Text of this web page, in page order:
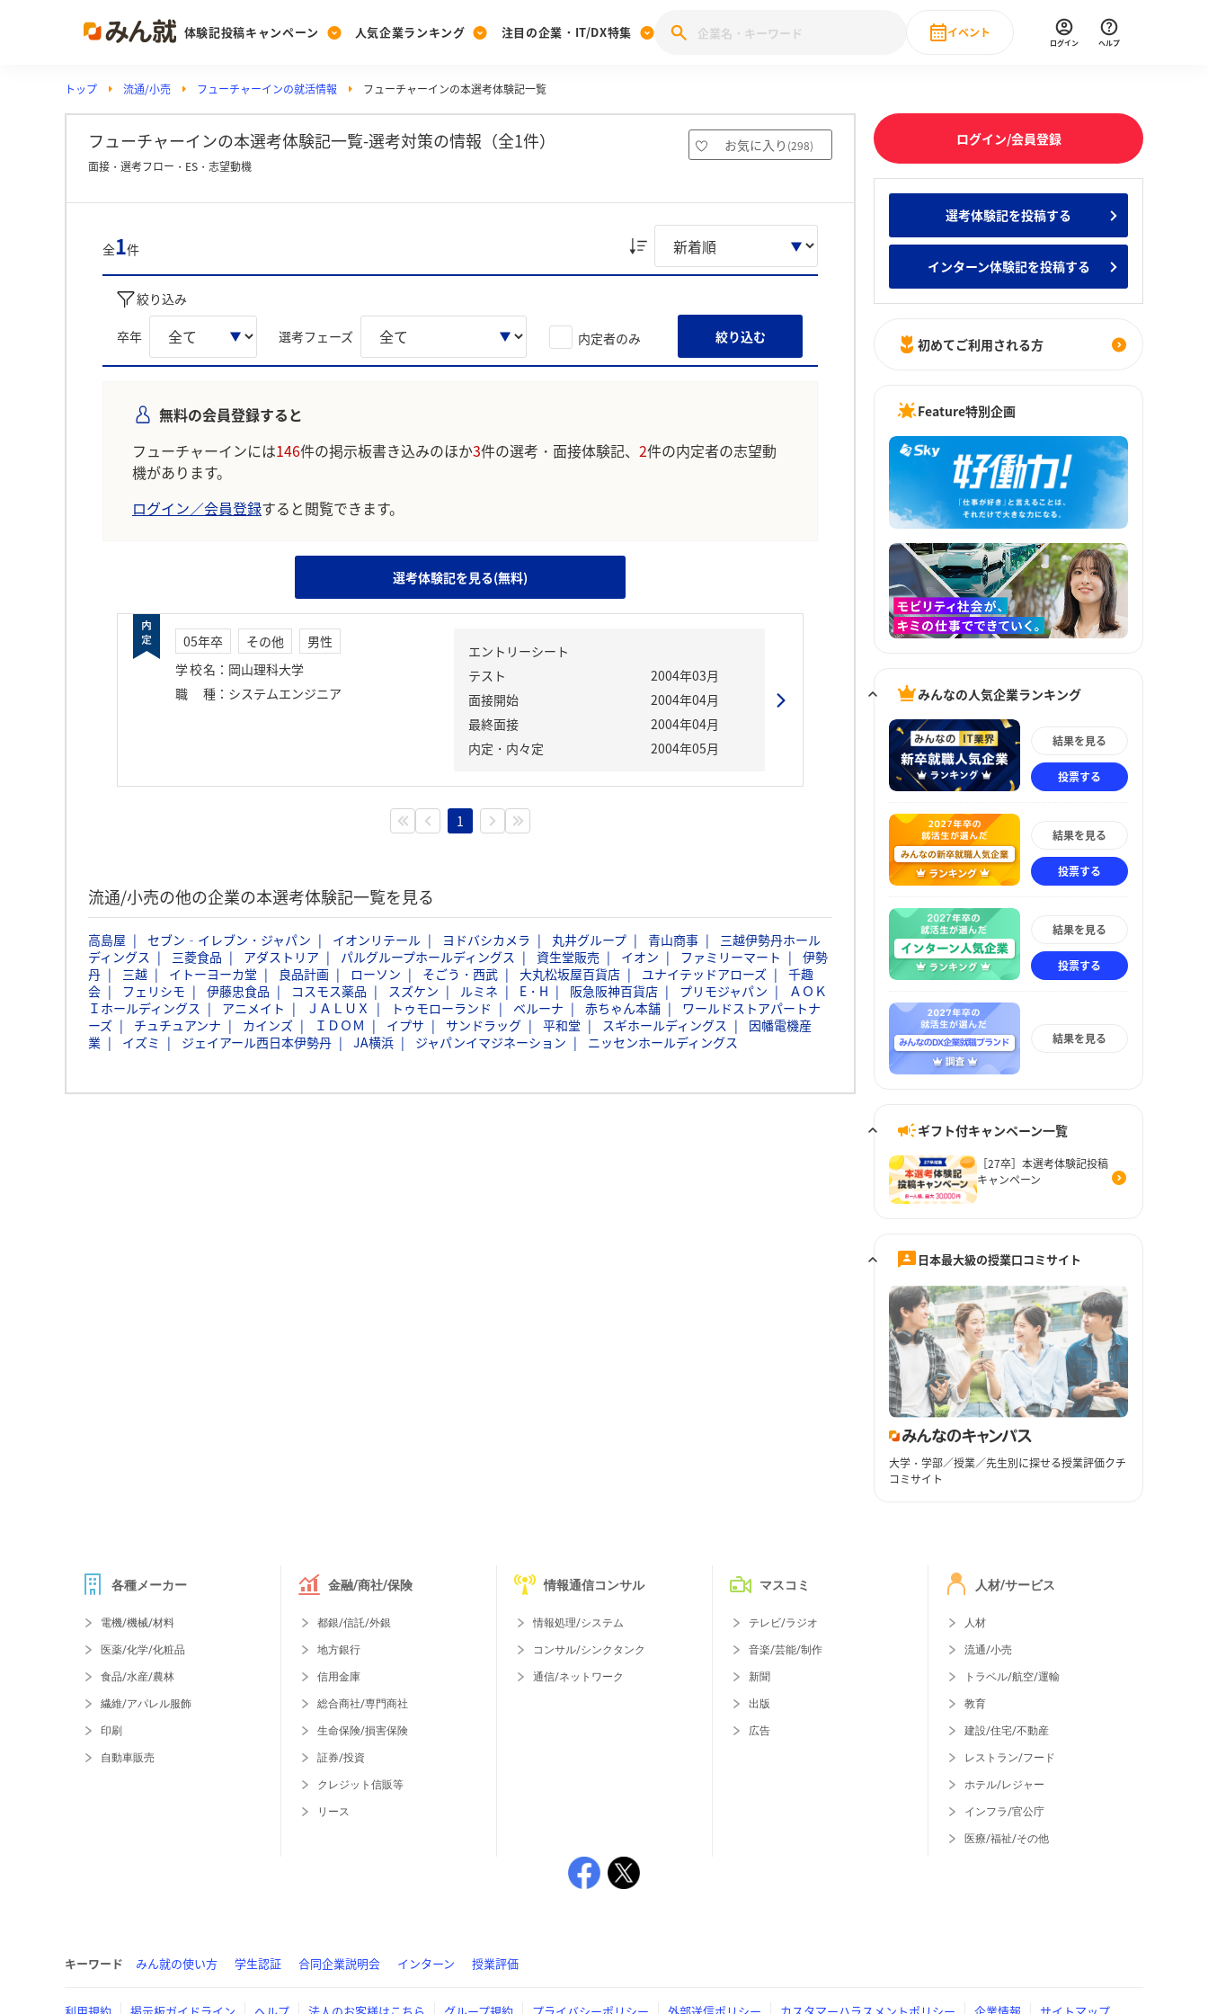
体験記投稿キャンペーン
Post
投稿する
[27卒] 本選考体験記投稿キャンペーン
人気企業ランキング
Ranking
ランキングを見る
みんなのDX企業就職ブランド調査
Vote みんなの新卒就職人気企業ランキング みんなのインターン人気企業ランキ
注目の企業・IT/DX特集
PickUp
注目の企業特集
28卒 IT・DX現場社員インタビュー
イベント
直近のイベント一覧
ログイン ヘルプ
トップ 流通/小売 フューチャーインの就活情報 フューチャーインの本選考体験記一覧
フューチャーインの本選考体験記一覧-選考対策の情報（全1件） お気に入り (298)
面接・選考フロー・ES・志望動機
全1件
絞り込み
卒年 選考フェーズ 内定者のみ 絞り込む
無料の会員登録すると
フューチャーインには146件の掲示板書き込みのほか3件の選考・面接体験記、 2件の内定者の志望動
機があります。
ログイン／会員登録すると閲覧できます。
選考体験記を見る(無料)
05年卒 その他
男性
学校名 ： 岡山理科大学
職種 ： システムエンジニア
エントリーシート
テスト
2004年03月
面接開始
2004年04月
最終面接
2004年04月
内定・内々定
2004年05月
1
流通/小売の他の企業の本選考体験記一覧を見る
高島屋 セブン‐イレブン・ジャパン イオンリテール ヨドバシカメラ 丸井グループ 青山商事
三越伊勢丹ホール
ディングス
三菱食品 アダストリア パルグループホールディングス 資生堂販売 イオン ファミリーマート
伊勢
丹
三越 イトーヨーカ堂 良品計画 ローソン そごう・西武 大丸松坂屋百貨店 ユナイテッドアローズ
千趣
会
フェリシモ 伊藤忠食品 コスモス薬品 スズケン ルミネ E・H 阪急阪神百貨店 プリモジャパン
ＡＯＫ
Ｉホールディングス
アニメイト ＪＡＬＵＸ トゥモローランド ベルーナ 赤ちゃん本舗
ワールドストアパートナ
ーズ
チュチュアンナ カインズ ＩＤＯＭ イプサ サンドラッグ 平和堂 スギホールディングス
因幡電機産
業
イズミ ジェイアール西日本伊勢丹 JA横浜 ジャパンイマジネーション ニッセンホールディングス
ログイン/会員登録
選考体験記を投稿する
インターン体験記を投稿する
初めてご利用される方
Feature特別企画
みんなの人気企業ランキング
結果を見る
投票する
結果を見る
投票する
結果を見る
投票する
結果を見る
ギフト付キャンペーン一覧
［27卒］本選考体験記投稿
キャンペーン
日本最大級の授業口コミサイト
大学・学部／授業／先生別に探せる授業評価クチ
コミサイト
各種メーカー
電機/機械/材料
医薬/化学/化粧品
食品/水産/農林
繊維/アパレル服飾
印刷
自動車販売
金融/商社/保険
都銀/信託/外銀
地方銀行
信用金庫
総合商社/専門商社
生命保険/損害保険
証券/投資
クレジット信販等
リース
情報通信コンサル
情報処理/システム
コンサル/シンクタンク
通信/ネットワーク
マスコミ
テレビ/ラジオ
音楽/芸能/制作
新聞
出版
広告
人材/サービス
人材
流通/小売
トラベル/航空/運輸
教育
建設/住宅/不動産
レストラン/フード
ホテル/レジャー
インフラ/官公庁
医療/福祉/その他
キーワード みん就の使い方 学生認証 合同企業説明会 インターン 授業評価